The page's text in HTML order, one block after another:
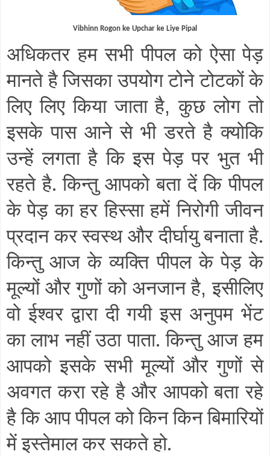
Vibhinn Rogon ke Upchar ke Liye Pipal
अधिकतर हम सभी पीपल को ऐसा पेड़
मानते है जिसका उपयोग टोने टोटकों के
लिए लिए किया जाता है,कुछ लोग तो
इसके पास आने से भी डरते है क्योकि
उन्हें लगता है कि इस पेड़ पर भुत भी
रहते है. किन्तु आपको बता दें कि पीपल
के पेड़ का हर हिस्सा हमें निरोगी जीवन
प्रदान कर स्वस्थ और दीर्घायु बनाता है.
किन्तु आज के व्यक्ति पीपल के पेड़ के
मूल्यों और गुणों को अनजान है,इसीलिए
वो ईश्वर द्वारा दी गयी इस अनुपम भेंट
का लाभ नहीं उठा पाता. किन्तु आज हम
आपको इसके सभी मूल्यों और गुणों से
अवगत करा रहे है और आपको बता रहे
है कि आप पीपल को किन किन बिमारियों
में इस्तेमाल कर सकते हो.